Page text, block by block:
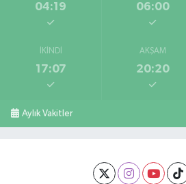
04:19 06:00
İKINDI
17:07
AKŞAM
20:20
Aylık Vakitler